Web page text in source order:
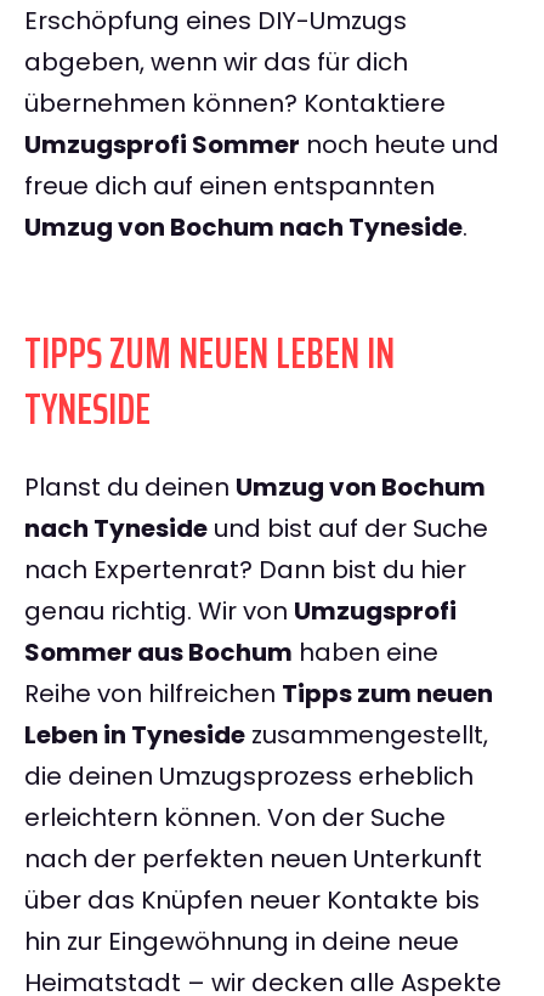
Erschöpfung eines DIY-Umzugs
abgeben, wenn wir das für dich
übernehmen können? Kontaktiere
Umzugsprofi Sommer noch heute und
freue dich auf einen entspannten
Umzug von Bochum nach Tyneside.
TIPPS ZUM NEUEN LEBEN IN
TYNESIDE
Planst du deinen Umzug von Bochum
nach Tyneside und bist auf der Suche
nach Expertenrat? Dann bist du hier
genau richtig. Wir von Umzugsprofi
Sommer aus Bochum haben eine
Reihe von hilfreichen Tipps zum neuen
Leben in Tyneside zusammengestellt,
die deinen Umzugsprozess erheblich
erleichtern können. Von der Suche
nach der perfekten neuen Unterkunft
über das Knüpfen neuer Kontakte bis
hin zur Eingewöhnung in deine neue
Heimatstadt – wir decken alle Aspekte